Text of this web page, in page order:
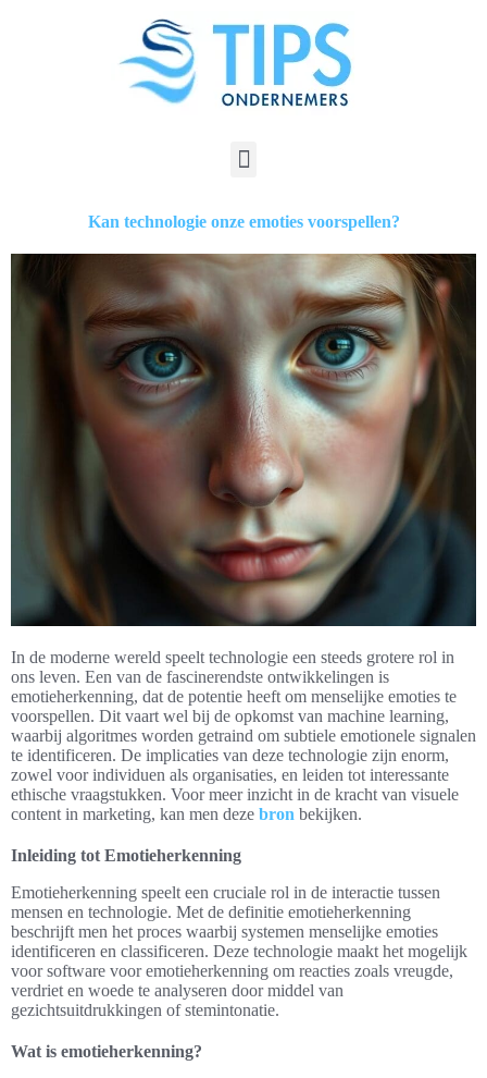
Kan technologie onze emoties voorspellen?
In de moderne wereld speelt technologie een steeds grotere rol in
ons leven. Een van de fascinerendste ontwikkelingen is
emotieherkenning, dat de potentie heeft om menselijke emoties te
voorspellen. Dit vaart wel bij de opkomst van machine learning,
waarbij algoritmes worden getraind om subtiele emotionele signalen
te identificeren. De implicaties van deze technologie zijn enorm,
zowel voor individuen als organisaties, en leiden tot interessante
ethische vraagstukken. Voor meer inzicht in de kracht van visuele
content in marketing, kan men deze bron bekijken.
Inleiding tot Emotieherkenning
Emotieherkenning speelt een cruciale rol in de interactie tussen
mensen en technologie. Met de definitie emotieherkenning
beschrijft men het proces waarbij systemen menselijke emoties
identificeren en classificeren. Deze technologie maakt het mogelijk
voor software voor emotieherkenning om reacties zoals vreugde,
verdriet en woede te analyseren door middel van
gezichtsuitdrukkingen of stemintonatie.
Wat is emotieherkenning?